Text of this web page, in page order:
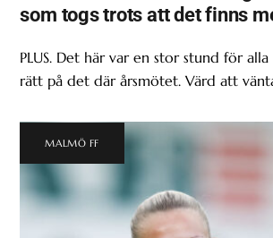
som togs trots att det finns
PLUS. Det här var en stor stund för
rätt på det där årsmötet. Värd att
MALMÖ FF